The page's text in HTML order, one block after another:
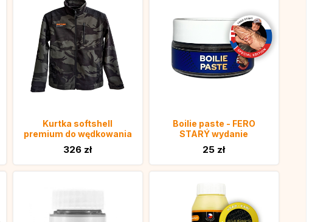
Kurtka softshell
premium do wędkowania
326 zł
Boilie paste - FERO
STARÝ wydanie
25 zł